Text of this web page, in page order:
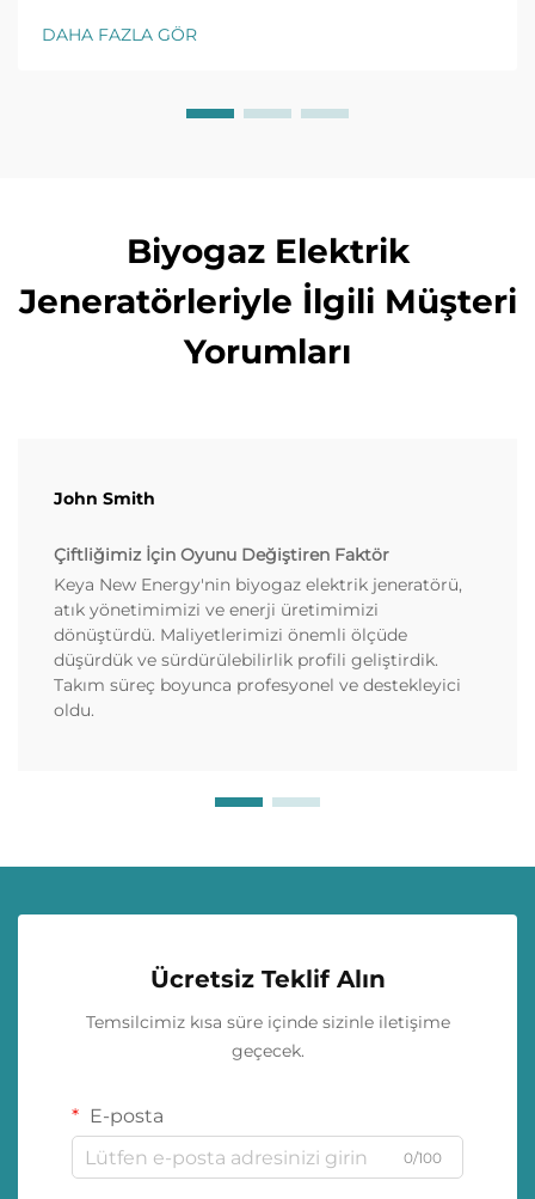
altyapılara kadar güvenilir güç sağladığını keşfedin.
Daha fazla bilgi edinin.
DAHA FAZLA GÖR
Biyogaz Elektrik
Jeneratörleriyle İlgili Müşteri
Yorumları
John Smith
Çiftliğimiz İçin Oyunu Değiştiren Faktör
Keya New Energy'nin biyogaz elektrik jeneratörü,
atık yönetimimizi ve enerji üretimimizi
dönüştürdü. Maliyetlerimizi önemli ölçüde
düşürdük ve sürdürülebilirlik profili geliştirdik.
Takım süreç boyunca profesyonel ve destekleyici
oldu.
Ücretsiz Teklif Alın
Temsilcimiz kısa süre içinde sizinle iletişime
geçecek.
E-posta
0/100